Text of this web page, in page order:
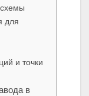
для
и точки
в